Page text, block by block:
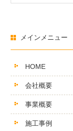
メインメニュ
HOME
会社概要
事業概要
施工事例